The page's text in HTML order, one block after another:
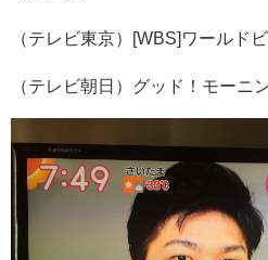
（テレビ東京）[WBS]ワールド
（テレビ朝日）グッド！モーニ